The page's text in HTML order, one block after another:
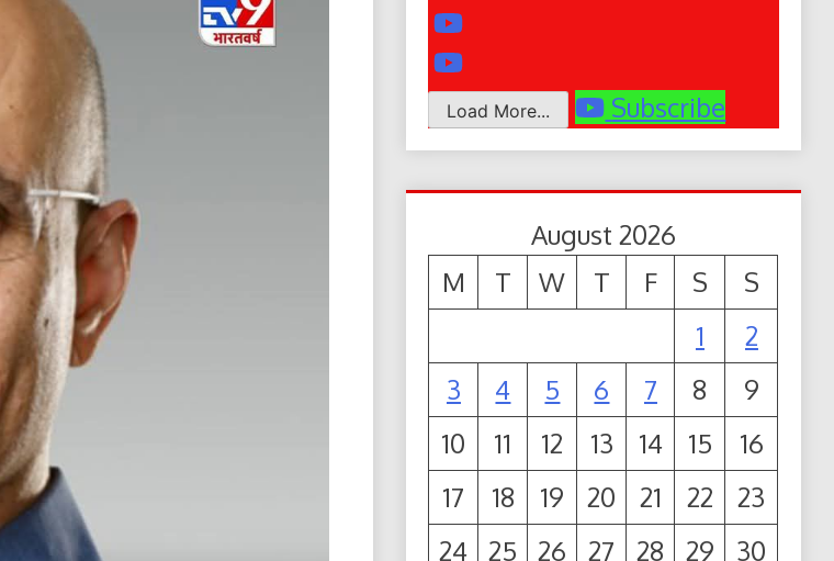
Load More... Subscribe
August 2026
M
T W T F S
S
1
2
3
4 5 6 7 8
9
10
11 12 13 14 15
16
17
18 19 20 21 22
23
24
25 26 27 28 29
30